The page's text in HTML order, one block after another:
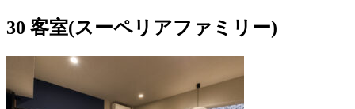
30 客室(スーペリアファミリー)